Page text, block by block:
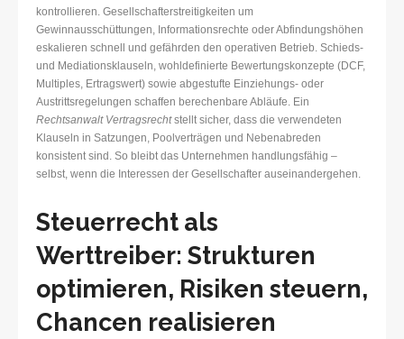
kontrollieren. Gesellschafterstreitigkeiten um
Gewinnausschüttungen, Informationsrechte oder Abfindungshöhen
eskalieren schnell und gefährden den operativen Betrieb. Schieds-
und Mediationsklauseln, wohldefinierte Bewertungskonzepte (DCF,
Multiples, Ertragswert) sowie abgestufte Einziehungs- oder
Austrittsregelungen schaffen berechenbare Abläufe. Ein
Rechtsanwalt Vertragsrechtstellt sicher, dass die verwendeten
Klauseln in Satzungen, Poolverträgen und Nebenabreden
konsistent sind. So bleibt das Unternehmen handlungsfähig –
selbst, wenn die Interessen der Gesellschafter auseinandergehen.
Steuerrecht als
Werttreiber: Strukturen
optimieren, Risiken steuern,
Chancen realisieren